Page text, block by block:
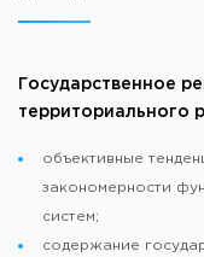
Государственное
территориального
объективные
закономерности
систем;
содержание